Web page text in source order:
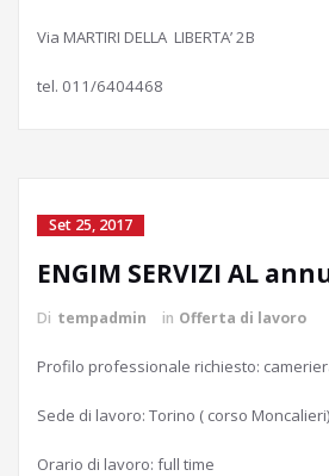
Via MARTIRI DELLA LIBERTA’ 2B
tel. 011/6404468
Set 25, 2017
ENGIM SERVIZI AL
Di tempadmin in Offerta di lavoro
Profilo professionale richiesto:
Sede di lavoro: Torino ( corso Moncalieri)
Orario di lavoro: full time